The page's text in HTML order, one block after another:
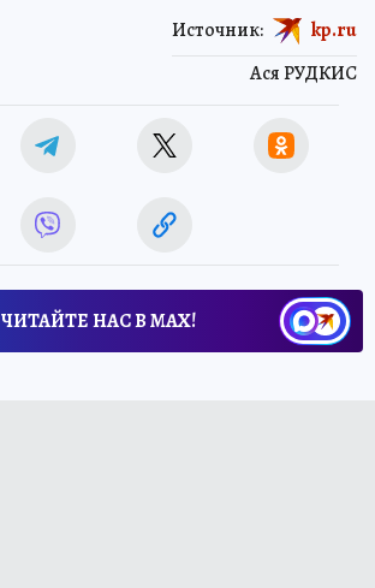
Ася РУДКИС
Источник: kp.ru
ЧИТАЙТЕ НАС В МАХ!